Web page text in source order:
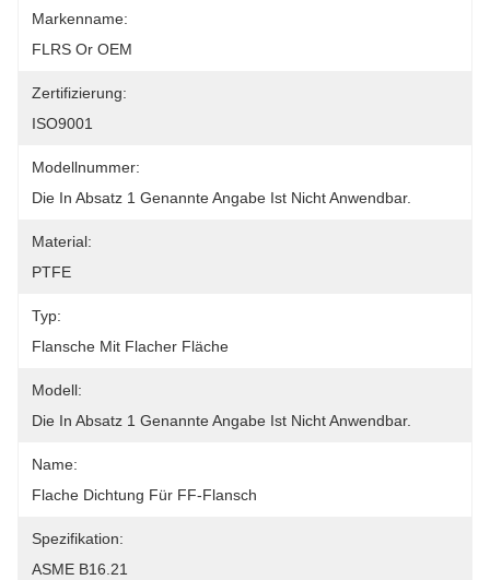
Markenname:
FLRS Or OEM
Zertifizierung:
ISO9001
Modellnummer:
Die In Absatz 1 Genannte Angabe Ist Nicht Anwendbar.
Material:
PTFE
Typ:
Flansche Mit Flacher Fläche
Modell:
Die In Absatz 1 Genannte Angabe Ist Nicht Anwendbar.
Name:
Flache Dichtung Für FF-Flansch
Spezifikation:
ASME B16.21